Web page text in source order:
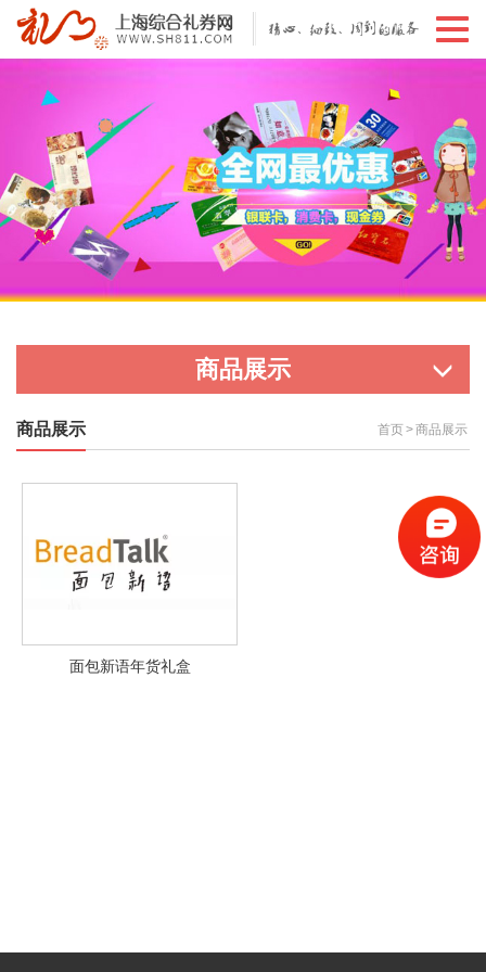
切
商品展示
商品展示 首页>商品展示
面包新语年货礼盒